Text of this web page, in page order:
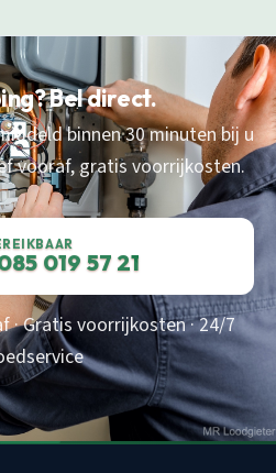
Bel direct.
binnen 30 minuten bij u
vooraf, gratis voorrijkosten.
019 57 21
Gratis voorrijkosten · 24/7